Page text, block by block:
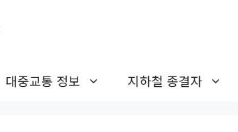
대중교통 정보 지하철 종결자